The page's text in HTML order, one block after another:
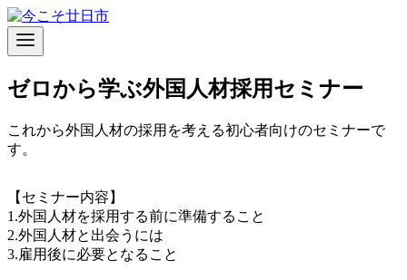
コ
ン
テ
ツ
移
動
ゼロから学ぶ外国人材採用セミナー
これから外国人材の採用を考える初心者向けのセミナーで
す。
【セミナー内容】
1.外国人材を採用する前に準備すること
2.外国人材と出会うには
3.雇用後に必要となること